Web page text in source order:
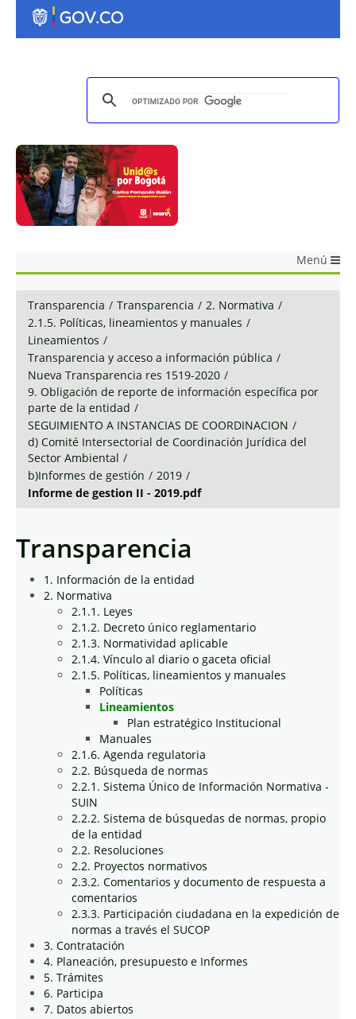
Menú
Transparencia / Transparencia / 2. Normativa /
2.1.5. Políticas, lineamientos y manuales /
Lineamientos /
Transparencia y acceso a información pública /
Nueva Transparencia res 1519-2020 /
9. Obligación de reporte de información específica por
parte de la entidad /
SEGUIMIENTO A INSTANCIAS DE COORDINACION /
d) Comité Intersectorial de Coordinación Jurídica del
Sector Ambiental /
b)Informes de gestión / 2019 /
Informe de gestion II - 2019.pdf
Transparencia
1. Información de la entidad
2. Normativa
2.1.1. Leyes
2.1.2. Decreto único reglamentario
2.1.3. Normatividad aplicable
2.1.4. Vínculo al diario o gaceta oficial
2.1.5. Políticas, lineamientos y manuales
Políticas
Lineamientos
Plan estratégico Institucional
Manuales
2.1.6. Agenda regulatoria
2.2. Búsqueda de normas
2.2.1. Sistema Único de Información Normativa -
SUIN
2.2.2. Sistema de búsquedas de normas, propio
de la entidad
2.2. Resoluciones
2.2. Proyectos normativos
2.3.2. Comentarios y documento de respuesta a
comentarios
2.3.3. Participación ciudadana en la expedición de
normas a través el SUCOP
3. Contratación
4. Planeación, presupuesto e Informes
5. Trámites
6. Participa
7. Datos abiertos